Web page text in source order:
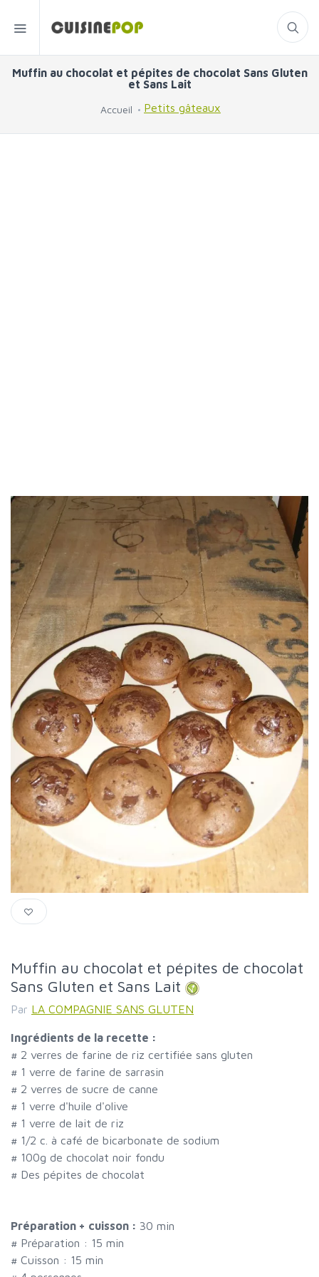
Muffin au chocolat et pépites de chocolat Sans Gluten
et Sans Lait
Accueil Petits gâteaux
Muffin au chocolat et pépites de chocolat
Sans Gluten et Sans Lait
Par LA COMPAGNIE SANS GLUTEN
Ingrédients de la recette :
# 2 verres de farine de riz certifiée sans gluten
# 1 verre de farine de sarrasin
# 2 verres de sucre de canne
# 1 verre d'huile d'olive
# 1 verre de lait de riz
# 1/2 c. à café de bicarbonate de sodium
# 100g de chocolat noir fondu
# Des pépites de chocolat
Préparation + cuisson : 30 min
# Préparation : 15 min
# Cuisson : 15 min